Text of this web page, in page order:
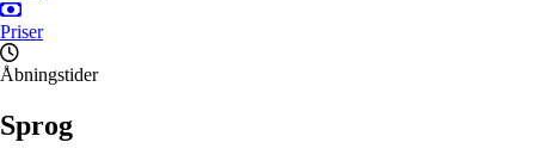
Priser
Åbningstider
Sprog